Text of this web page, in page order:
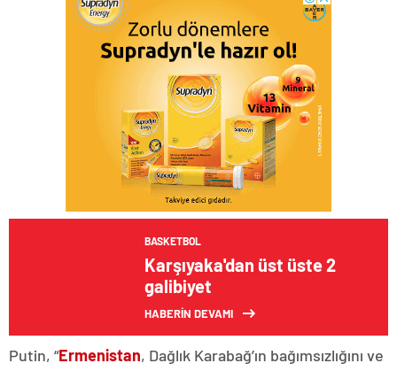
BASKETBOL
Karşıyaka'dan üst üste 2
galibiyet
HABERİN DEVAMI
Putin, “Ermenistan, Dağlık Karabağ’ın bağımsızlığını ve